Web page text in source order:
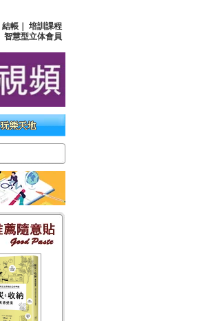
結帳
培訓課程
智慧型立体會員